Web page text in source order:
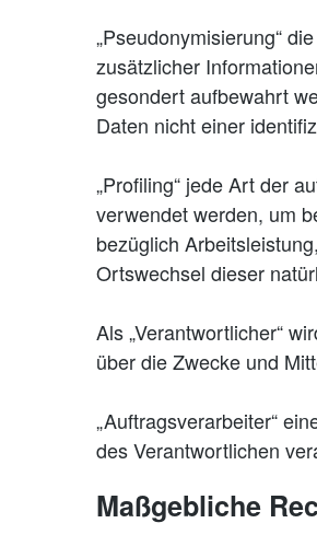
„Pseudonymisierung“
zusätzlicher
gesondert aufbewahrt
Daten nicht einer
„Profiling“ jede Art der
verwendet werden, um
bezüglich
Ortswechsel dieser
Als „Verantwortlicher“
über die Zwecke und
„Auftragsverarbeiter“
des Verantwortlichen
Maßgebliche